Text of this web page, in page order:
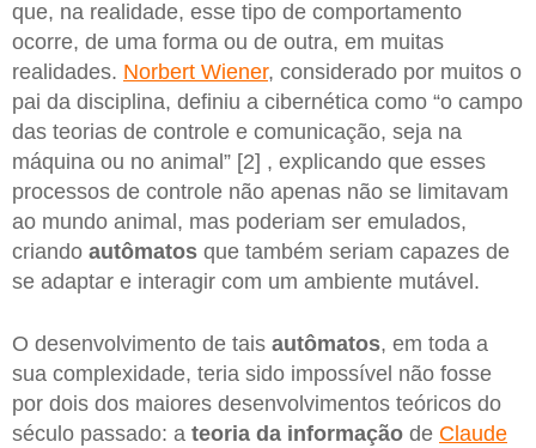
que, na realidade, esse tipo de comportamento
ocorre, de uma forma ou de outra, em muitas
realidades. Norbert Wiener, considerado por muitos o
pai da disciplina, definiu a cibernética como “o campo
das teorias de controle e comunicação, seja na
máquina ou no animal” [2] , explicando que esses
processos de controle não apenas não se limitavam
ao mundo animal, mas poderiam ser emulados,
criando autômatos que também seriam capazes de
se adaptar e interagir com um ambiente mutável.
O desenvolvimento de tais autômatos, em toda a
sua complexidade, teria sido impossível não fosse
por dois dos maiores desenvolvimentos teóricos do
século passado: a teoria da informação de Claude